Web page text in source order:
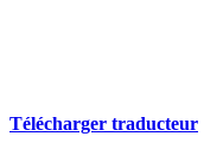
Télécharger traducteur